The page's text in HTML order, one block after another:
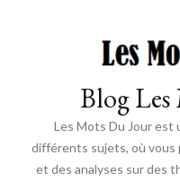
Blog
Les Mots Du Jour est
différents sujets, où vous
et des analyses sur des